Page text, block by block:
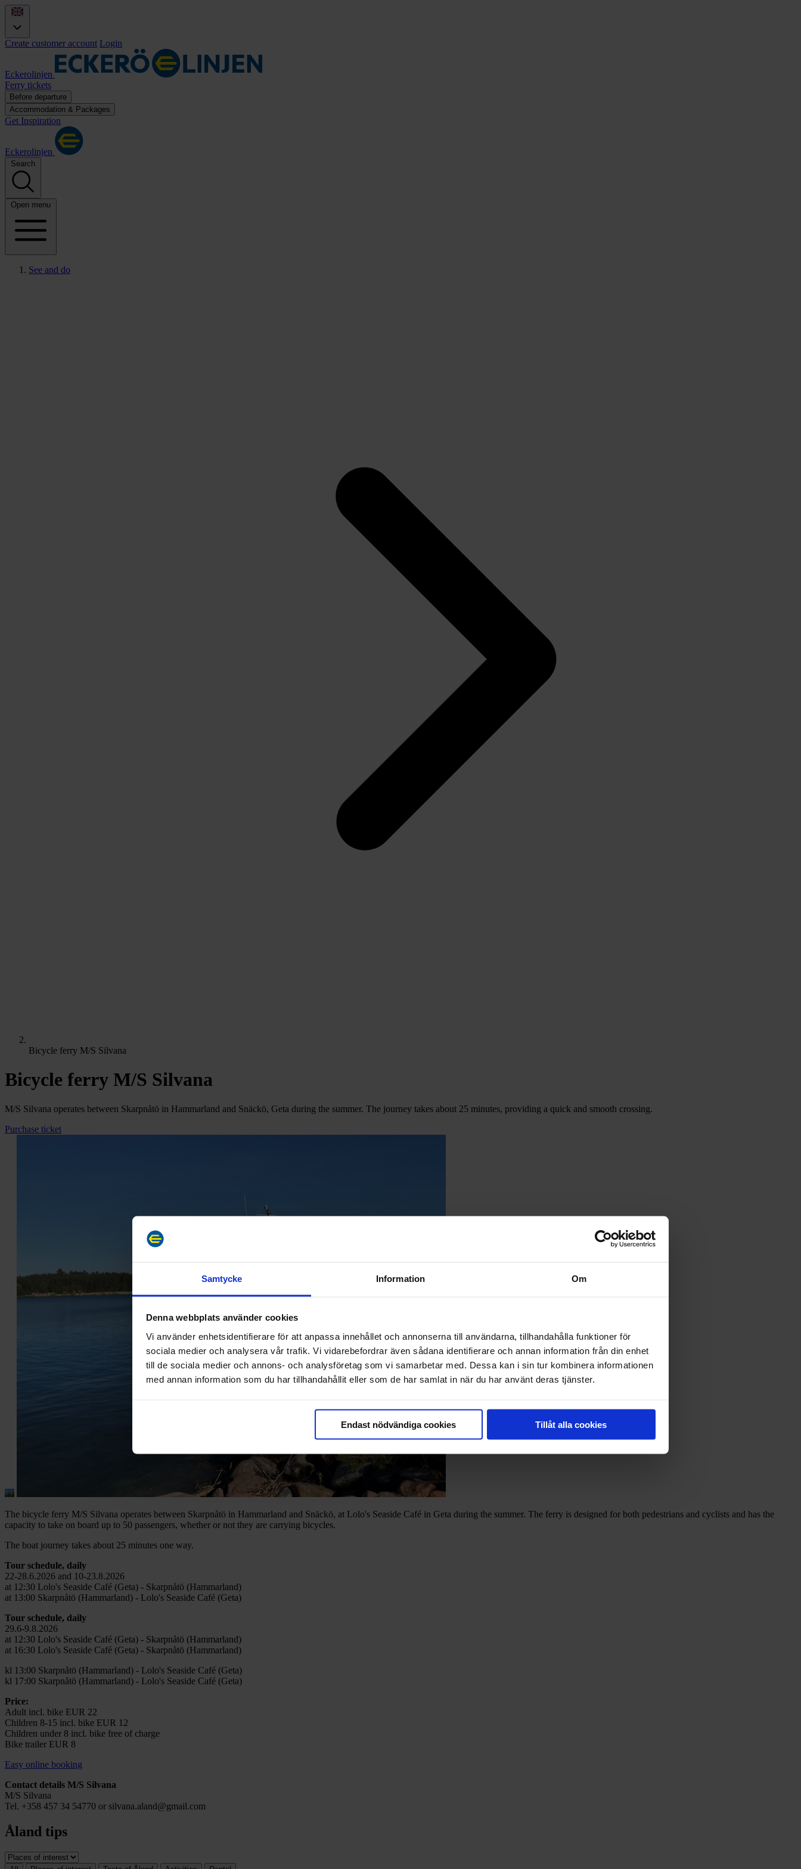
Samtycke Information Om
Denna webbplats använder cookies
Vi använder enhetsidentifierare för att anpassa innehållet och annonserna till användarna, tillhandahålla funktioner för
sociala medier och analysera vår trafik. Vi vidarebefordrar även sådana identifierare och annan information från din enhet
till de sociala medier och annons- och analysföretag som vi samarbetar med. Dessa kan i sin tur kombinera informationen
med annan information som du har tillhandahållit eller som de har samlat in när du har använt deras tjänster.
Endast nödvändiga cookies Tillåt alla cookies
Create customer account Login
Eckerolinjen
Ferry tickets
Before departure
Accommodation & Packages
Get Inspiration
Eckerolinjen
Search
Open menu
See and do
Bicycle ferry M/S Silvana
Bicycle ferry M/S Silvana
M/S Silvana operates between Skarpnåtö in Hammarland and Snäckö, Geta during the summer. The journey takes about 25 minutes, providing a quick and smooth crossing.
Purchase ticket
The bicycle ferry M/S Silvana operates between Skarpnåtö in Hammarland and Snäckö, at Lolo's Seaside Café in Geta during the summer. The ferry is designed for both pedestrians and cyclists and has the
capacity to take on board up to 50 passengers, whether or not they are carrying bicycles.
The boat journey takes about 25 minutes one way.
Tour schedule, daily
22-28.6.2026 and 10-23.8.2026
at 12:30 Lolo's Seaside Café (Geta) - Skarpnåtö (Hammarland)
at 13:00 Skarpnåtö (Hammarland) - Lolo's Seaside Café (Geta)
Tour schedule, daily
29.6-9.8.2026
at 12:30 Lolo's Seaside Café (Geta) - Skarpnåtö (Hammarland)
at 16:30 Lolo's Seaside Café (Geta) - Skarpnåtö (Hammarland)
kl 13:00 Skarpnåtö (Hammarland) - Lolo's Seaside Café (Geta)
kl 17:00 Skarpnåtö (Hammarland) - Lolo's Seaside Café (Geta)
Price:
Adult incl. bike EUR 22
Children 8-15 incl. bike EUR 12
Children under 8 incl. bike free of charge
Bike trailer EUR 8
Easy online booking
Contact details M/S Silvana
M/S Silvana
Tel. +358 457 34 54770 or silvana.aland@gmail.com
Åland tips